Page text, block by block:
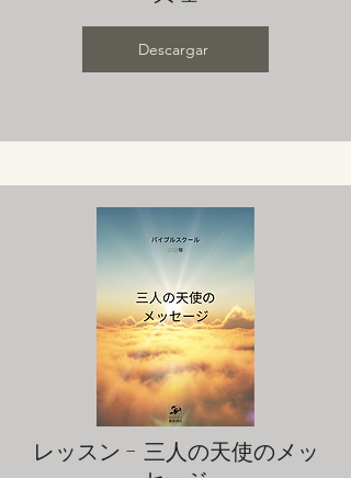
Descargar
レッスン - 三人の天使のメッ